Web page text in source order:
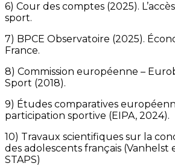
6) Cour des comptes (2025).
sport.
7) BPCE Observatoire (2025).
France.
8) Commission européenne –
Sport (2018).
9) Études comparatives
participation sportive (EIPA, 2024).
10) Travaux scientifiques sur la
des adolescents français (Vanhelst
STAPS)